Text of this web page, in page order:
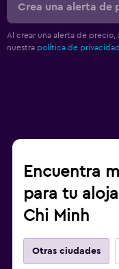
Crea una alerta de
Al crear una alerta de precio,
nuestra política de privacidad.
Encuentra
para tu
Chi Minh
Otras ciudades